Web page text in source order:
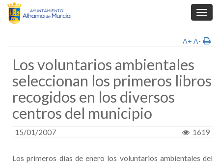
A+ A-
Los voluntarios ambientales
seleccionan los primeros libros
recogidos en los diversos
centros del municipio
15/01/2007 1619
Los primeros días de enero los voluntarios ambientales del